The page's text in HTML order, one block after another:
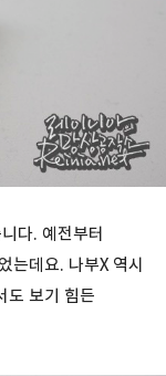
다. 예전부터
는데요. 나부X 역시
도 보기 힘든